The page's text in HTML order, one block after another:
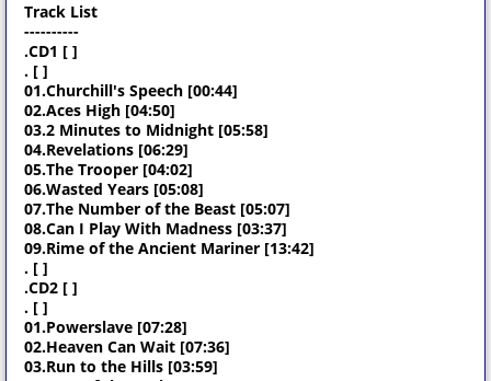
Track List
----------
.CD1 [ ]
. [ ]
01.Churchill's Speech [00:44]
02.Aces High [04:50]
03.2 Minutes to Midnight [05:58]
04.Revelations [06:29]
05.The Trooper [04:02]
06.Wasted Years [05:08]
07.The Number of the Beast [05:07]
08.Can I Play With Madness [03:37]
09.Rime of the Ancient Mariner [13:42]
. [ ]
.CD2 [ ]
. [ ]
01.Powerslave [07:28]
02.Heaven Can Wait [07:36]
03.Run to the Hills [03:59]